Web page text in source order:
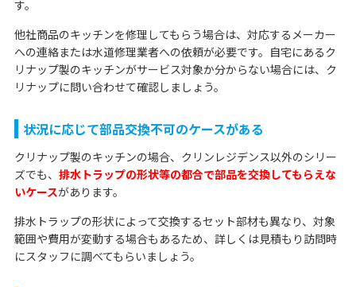
す。
他社商品のキッチンを修理してもらう場合は、対応するメーカー
への連絡または水道修理業者への依頼が必要です。自宅にあるク
リナップ製のキッチンがサービス対象か分からない場合には、ク
リナップに問い合わせて確認しましょう。
状況に応じて部品交換不可のケースがある
クリナップ製のキッチンの場合、クリンレジデンス以外のシリー
ズでも、 排水トラップの形状等の都合で部品を交換してもらえな
いケースがあります。
排水トラップの形状によって交換するセット部材も異なり、対象
範囲や費用が変動する場合もあるため、詳しくは見積もり訪問時
にスタッフに調べてもらいましょう。